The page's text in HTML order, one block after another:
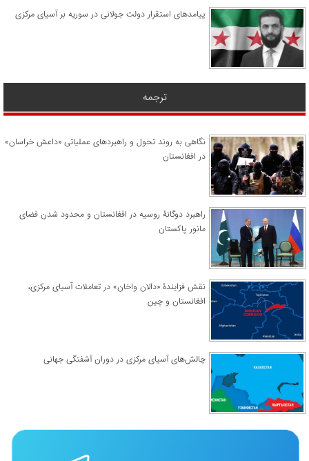
پیامدهای استقرار دولت جولانی در سوریه بر آسیای مرکزی
ترجمه
نگاهی به روند تحول و راهبردهای عملیاتی «داعش خراسان»
در افغانستان
راهبرد دوگانۀ روسیه در افغانستان و محدود شدن فضای
مانور پاکستان
نقش فزایندۀ «دالان واخان» در تعاملات آسیای مرکزی،
افغانستان و چین
چالش‌های آسیای مرکزی در دوران آشفتگی جهانی